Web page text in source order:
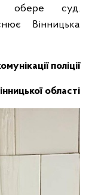
обере суд.
Вінницька
поліції
області